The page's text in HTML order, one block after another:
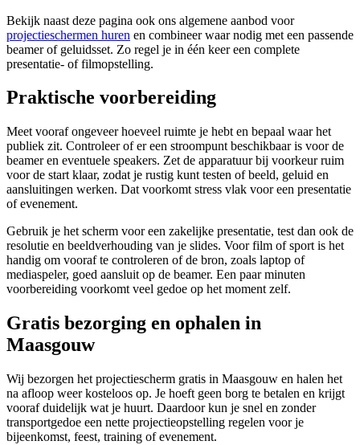
Bekijk naast deze pagina ook ons algemene aanbod voor
projectieschermen huren en combineer waar nodig met een passende
beamer of geluidsset. Zo regel je in één keer een complete
presentatie- of filmopstelling.
Praktische voorbereiding
Meet vooraf ongeveer hoeveel ruimte je hebt en bepaal waar het
publiek zit. Controleer of er een stroompunt beschikbaar is voor de
beamer en eventuele speakers. Zet de apparatuur bij voorkeur ruim
voor de start klaar, zodat je rustig kunt testen of beeld, geluid en
aansluitingen werken. Dat voorkomt stress vlak voor een presentatie
of evenement.
Gebruik je het scherm voor een zakelijke presentatie, test dan ook de
resolutie en beeldverhouding van je slides. Voor film of sport is het
handig om vooraf te controleren of de bron, zoals laptop of
mediaspeler, goed aansluit op de beamer. Een paar minuten
voorbereiding voorkomt veel gedoe op het moment zelf.
Gratis bezorging en ophalen in
Maasgouw
Wij bezorgen het projectiescherm gratis in Maasgouw en halen het
na afloop weer kosteloos op. Je hoeft geen borg te betalen en krijgt
vooraf duidelijk wat je huurt. Daardoor kun je snel en zonder
transportgedoe een nette projectieopstelling regelen voor je
bijeenkomst, feest, training of evenement.